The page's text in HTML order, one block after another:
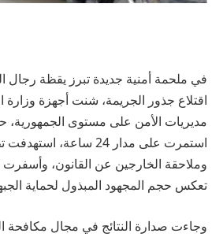
في ملحمة أمنية جديدة تبرز يقظة
اقتلاع جذور الجريمة، شنت أجهزة وزارة
مديريات الأمن على مستوى الجمهورية،
استمرت على مدار 24 ساعة،
وملاحقة الخارجين عن القانون، وأسفرت
تعكس حجم المجهود المبذول لحماية الجبهة
وجاءت صدارة النتائج في مجال